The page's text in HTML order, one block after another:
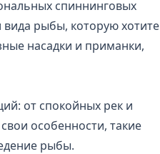
спиннинговых
рыбы, которую хотите
насадки и приманки,
от спокойных рек и
особенности, такие
рыбы.